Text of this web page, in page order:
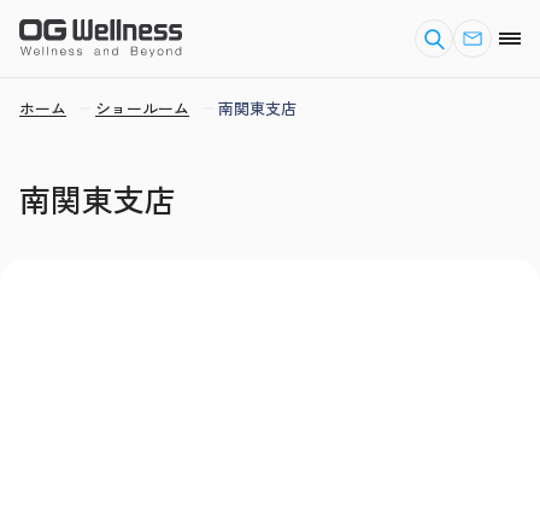
ホーム ショールーム 南関東支店
南関東支店